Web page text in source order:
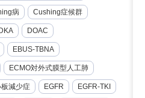
病 Cushing症候群
DKA DOAC
EBUS-TBNA
ECMO対外式膜型人工肺
減少症 EGFR EGFR-TKI